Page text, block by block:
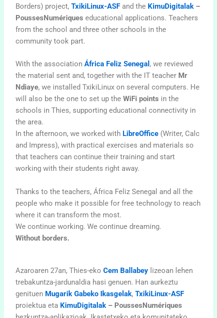
Borders) project,TxikiLinux-ASF and the KimuDigitalak –
PoussesNumériques educational applications. Teachers
from the school and three other schools in the
community took part.
With the associationÁfrica Feliz Senegal , we reviewed
the material sent and, together with the IT teacher Mr
Ndiaye, we installed TxikiLinux on several computers. He
will also be the one to set up theWiFi points in the
schools in Thies, supporting educational connectivity in
the area.
In the afternoon, we worked with LibreOffice (Writer, Calc
and Impress), with practical exercises and materials so
that teachers can continue their training and start
working with their students right away.
Thanks to the teachers, África Feliz Senegal and all the
people who make it possible for free technology to reach
where it can transform the most.
We continue working. We continue dreaming.
Without borders.
Azaroaren 27an, Thies-ekoCem Ballabey lizeoan lehen
trebakuntza-jardunaldia hasi genuen. Han aurkeztu
genituen Mugarik Gabeko Ikasgelak,TxikiLinux-ASF
proiektua eta KimuDigitalak – PoussesNumériques